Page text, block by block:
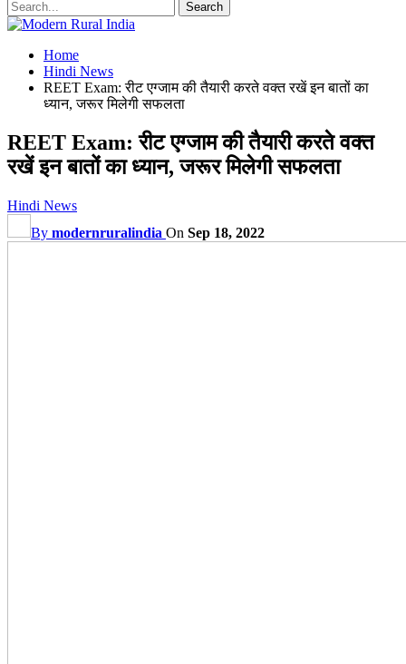
Home
Hindi News
REET Exam: रीट एग्जाम की तैयारी करते वक्त रखें इन बातों का
ध्यान, जरूर मिलेगी सफलता
REET Exam: रीट एग्जाम की तैयारी करते वक्त
रखें इन बातों का ध्यान, जरूर मिलेगी सफलता
Hindi News
By modernruralindia On Sep 18, 2022